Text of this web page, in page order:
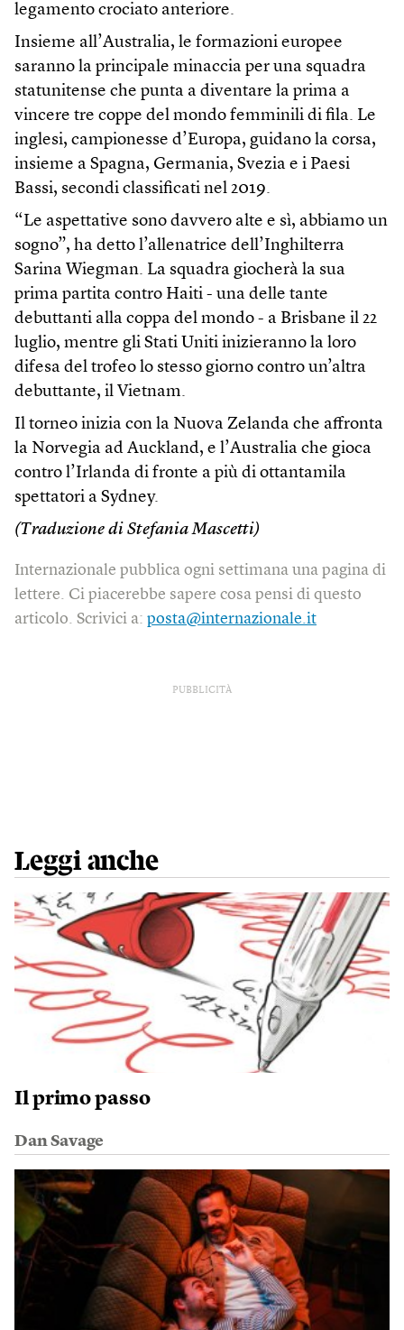
legamento crociato anteriore.
Insieme all’Australia, le formazioni europee
saranno la principale minaccia per una squadra
statunitense che punta a diventare la prima a
vincere tre coppe del mondo femminili di fila. Le
inglesi, campionesse d’Europa, guidano la corsa,
insieme a Spagna, Germania, Svezia e i Paesi
Bassi, secondi classificati nel 2019.
“Le aspettative sono davvero alte e sì, abbiamo un
sogno”, ha detto l’allenatrice dell’Inghilterra
Sarina Wiegman. La squadra giocherà la sua
prima partita contro Haiti - una delle tante
debuttanti alla coppa del mondo - a Brisbane il 22
luglio, mentre gli Stati Uniti inizieranno la loro
difesa del trofeo lo stesso giorno contro un’altra
debuttante, il Vietnam.
Il torneo inizia con la Nuova Zelanda che affronta
la Norvegia ad Auckland, e l’Australia che gioca
contro l’Irlanda di fronte a più di ottantamila
spettatori a Sydney.
(Traduzione di Stefania Mascetti)
Internazionale pubblica ogni settimana una pagina di
lettere. Ci piacerebbe sapere cosa pensi di questo
articolo. Scrivici a: posta@internazionale.it
PUBBLICITÀ
Leggi anche
Il primo passo
Dan Savage